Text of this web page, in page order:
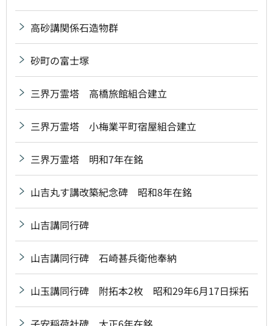
高砂講関係石造物群
砂町の富士塚
三界万霊塔 高橋旅館組合建立
三界万霊塔 小梅業平町宿屋組合建立
三界万霊塔 明和7年在銘
山吉丸す講改築紀念碑 昭和8年在銘
山吉講同行碑
山吉講同行碑 石崎甚兵衛他奉納
山玉講同行碑 附拓本2枚 昭和29年6月17日採拓